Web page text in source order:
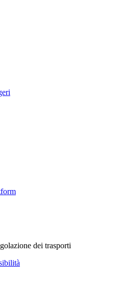
dei trasporti